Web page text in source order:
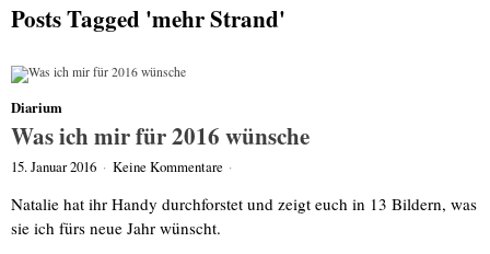
Posts Tagged 'mehr Strand'
Diarium
Was ich mir für 2016 wünsche
15. Januar 2016 · Keine Kommentare ·
Natalie hat ihr Handy durchforstet und zeigt euch in 13 Bildern, was
sie ich fürs neue Jahr wünscht.